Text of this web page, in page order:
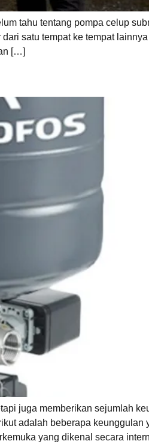
tahu tentang pompa celup
satu tempat ke tempat
[…]
juga memberikan sejumlah
adalah beberapa keunggulan
yang dikenal secara